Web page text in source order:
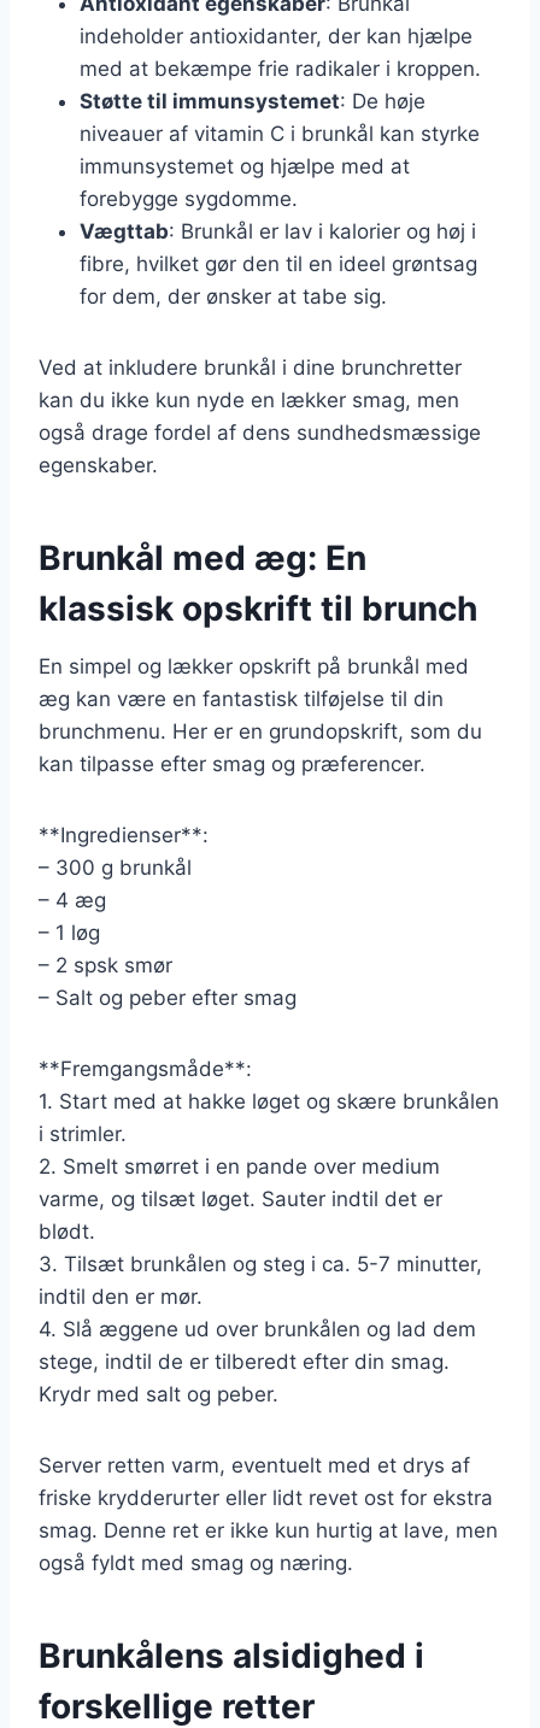
indeholder antioxidanter, der kan hjælpe
med at bekæmpe frie radikaler i kroppen.
Støtte til immunsystemet: De høje
niveauer af vitamin C i brunkål kan styrke
immunsystemet og hjælpe med at
forebygge sygdomme.
Vægttab: Brunkål er lav i kalorier og høj i
fibre, hvilket gør den til en ideel grøntsag
for dem, der ønsker at tabe sig.
Ved at inkludere brunkål i dine brunchretter
kan du ikke kun nyde en lækker smag, men
også drage fordel af dens sundhedsmæssige
egenskaber.
Brunkål med æg: En
klassisk opskrift til brunch
En simpel og lækker opskrift på brunkål med
æg kan være en fantastisk tilføjelse til din
brunchmenu. Her er en grundopskrift, som du
kan tilpasse efter smag og præferencer.
**Ingredienser**:
– 300 g brunkål
– 4 æg
– 1 løg
– 2 spsk smør
– Salt og peber efter smag
**Fremgangsmåde**:
1. Start med at hakke løget og skære brunkålen
i strimler.
2. Smelt smørret i en pande over medium
varme, og tilsæt løget. Sauter indtil det er
blødt.
3. Tilsæt brunkålen og steg i ca. 5-7 minutter,
indtil den er mør.
4. Slå æggene ud over brunkålen og lad dem
stege, indtil de er tilberedt efter din smag.
Krydr med salt og peber.
Server retten varm, eventuelt med et drys af
friske krydderurter eller lidt revet ost for ekstra
smag. Denne ret er ikke kun hurtig at lave, men
også fyldt med smag og næring.
Brunkålens alsidighed i
forskellige retter